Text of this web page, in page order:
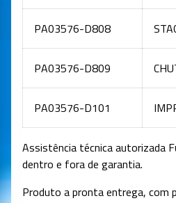
PA03576-D808
PA03576-D809
PA03576-D101
Assistência técnica autorizada
dentro e fora de garantia.
Produto a pronta entrega, com